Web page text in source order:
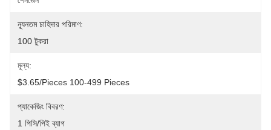
ন্যূনতম চাহিদার পরিমাণ:
100 টুকরা
মূল্য:
$3.65/pieces 100-499 Pieces
প্যাকেজিং বিবরণ:
1 পিসি/পিই ব্যাগ